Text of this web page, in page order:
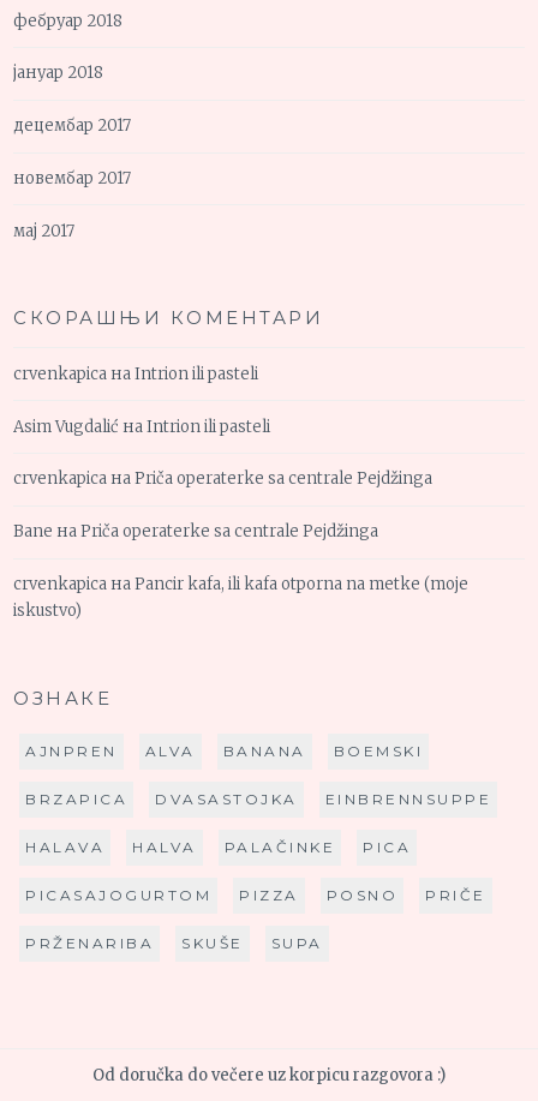
фебруар 2018
јануар 2018
децембар 2017
новембар 2017
мај 2017
СКОРАШЊИ КОМЕНТАРИ
crvenkapica наIntrion ili pasteli
Asim Vugdalić наIntrion ili pasteli
crvenkapica наPriča operaterke sa centrale Pejdžinga
Bane наPriča operaterke sa centrale Pejdžinga
crvenkapica наPancir kafa, ili kafa otporna na metke (moje
iskustvo)
ОЗНАКЕ
AJNPREN ALVA BANANA BOEMSKI
BRZAPICA DVASASTOJKA EINBRENNSUPPE
HALAVA HALVA PALAČINKE PICA
PICASAJOGURTOM PIZZA POSNO PRIČE
PRŽENARIBA SKUŠE SUPA
Od doručka do večere uz korpicu razgovora :)